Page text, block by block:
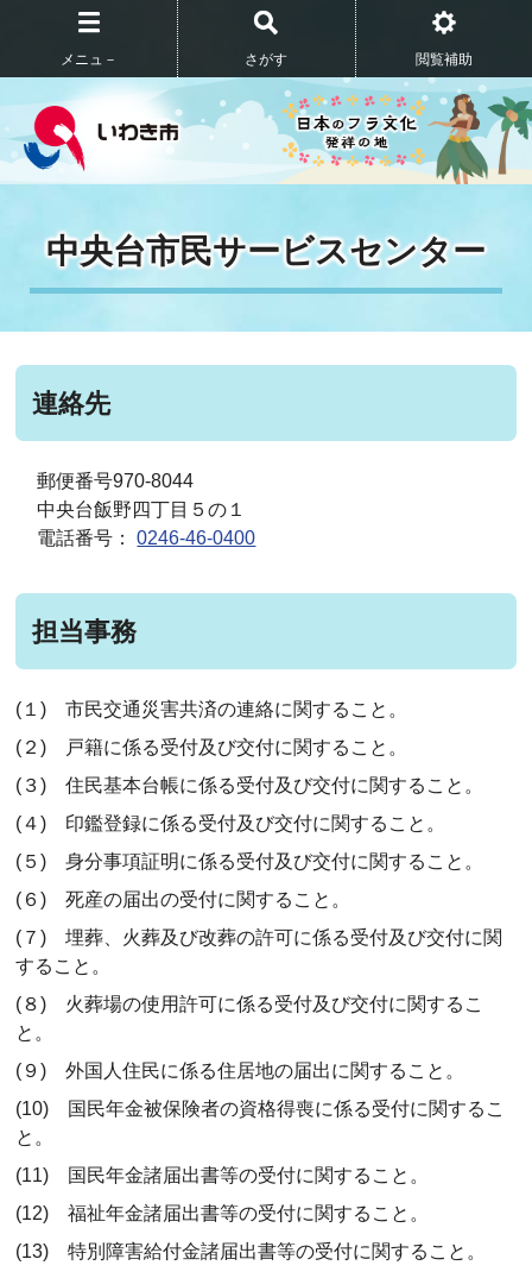
メニュ－ さがす 閲覧補助
中央台市民サービスセンター
連絡先
郵便番号970-8044
中央台飯野四丁目５の１
電話番号：0246-46-0400
担当事務
(１) 市民交通災害共済の連絡に関すること。
(２) 戸籍に係る受付及び交付に関すること。
(３) 住民基本台帳に係る受付及び交付に関すること。
(４) 印鑑登録に係る受付及び交付に関すること。
(５) 身分事項証明に係る受付及び交付に関すること。
(６) 死産の届出の受付に関すること。
(７) 埋葬、火葬及び改葬の許可に係る受付及び交付に関
すること。
(８) 火葬場の使用許可に係る受付及び交付に関するこ
と。
(９) 外国人住民に係る住居地の届出に関すること。
(10) 国民年金被保険者の資格得喪に係る受付に関するこ
と。
(11) 国民年金諸届出書等の受付に関すること。
(12) 福祉年金諸届出書等の受付に関すること。
(13) 特別障害給付金諸届出書等の受付に関すること。